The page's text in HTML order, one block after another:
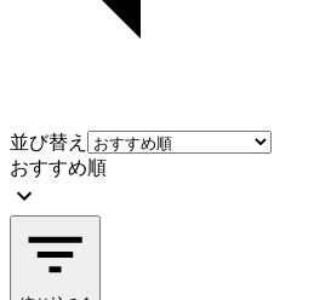
並び替え
おすすめ順